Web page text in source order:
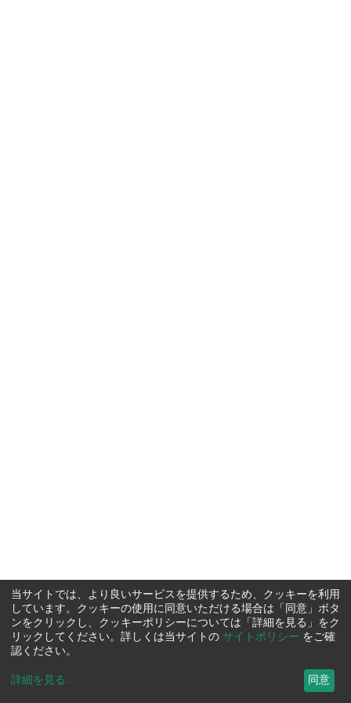
当サイトでは、より良いサービスを提供するため、クッキーを利用
しています。クッキーの使用に同意いただける場合は「同意」ボタ
ンをクリックし、クッキーポリシーについては「詳細を見る」をク
リックしてください。詳しくは当サイトの サイトポリシー をご確
認ください。
詳細を見る ... 同意